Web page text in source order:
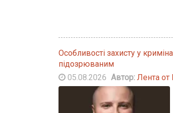
Особливості захисту у
підозрюваним
05.08.2026 Автор: Лента от